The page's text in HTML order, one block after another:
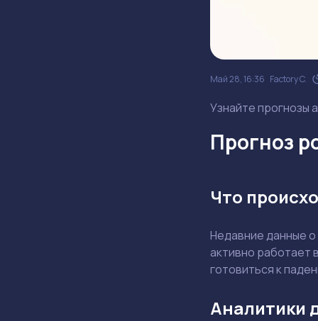
Май 28, 16:36 Factory C.
Узнайте прогнозы
Прогноз
Что
Недавние данные
активно работает
готовиться к
Аналитики